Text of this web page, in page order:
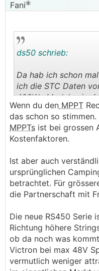
Fani
ds50 schrieb:
Da hab ich schon
ich die STC Daten
400Wp Modulen im
komm ich auf die
allerdings mit
Tmin) bzw. 5x2 (=10)
Modulen und 4
was die Kosten in
schlußendlich auch
(+ DC Trenner für
mindestens 12...)
Module einfach zu
schmächtigen
Wenn du den MPPT
das schon so
MPPTs ist bei grossen
Kostenfaktoren.
Ist aber auch
ursprünglichen
betrachtet. Für
die Partnerschaft mit
Die neue RS450 Serie
Richtung höhere
ob da noch was
Victron bei max 48V
vermutlich weniger